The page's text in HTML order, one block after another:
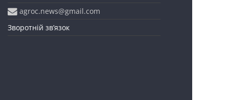
agroc.news@gmail.com
Зворотній зв’язок